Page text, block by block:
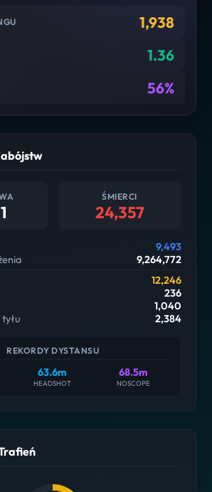
1,938
1.36
56%
ŚMIERCI
24,357
9,493
9,264,772
12,246
236
1,040
2,384
REKORDY DYSTANSU
63.6m
HEADSHOT
68.5m
NOSCOPE